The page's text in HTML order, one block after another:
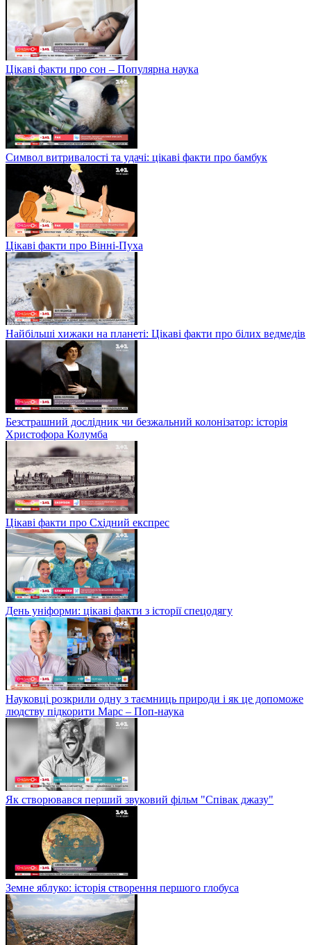
Цікаві факти про сон – Популярна наука
Символ витривалості та удачі: цікаві факти про бамбук
Цікаві факти про Вінні-Пуха
Найбільші хижаки на планеті: Цікаві факти про білих ведмедів
Безстрашний дослідник чи безжальний колонізатор: історія
Христофора Колумба
Цікаві факти про Східний експрес
День уніформи: цікаві факти з історії спецодягу
Науковці розкрили одну з таємниць природи і як це допоможе
людству підкорити Марс – Поп-наука
Як створювався перший звуковий фільм "Співак джазу"
Земне яблуко: історія створення першого глобуса